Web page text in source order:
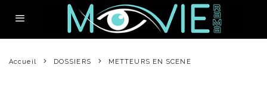
Accueil DOSSIERS METTEURS EN SCENE